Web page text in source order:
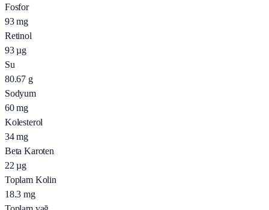
Fosfor
93 mg
Retinol
93 µg
Su
80.67 g
Sodyum
60 mg
Kolesterol
34 mg
Beta Karoten
22 µg
Toplam Kolin
18.3 mg